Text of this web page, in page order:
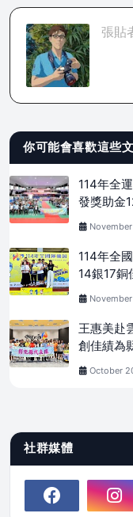
張貼
你可能會喜歡這些
114年全
發獎助金
114年全
14銀17銅
王惠美赴
創佳績為
October
社群媒體